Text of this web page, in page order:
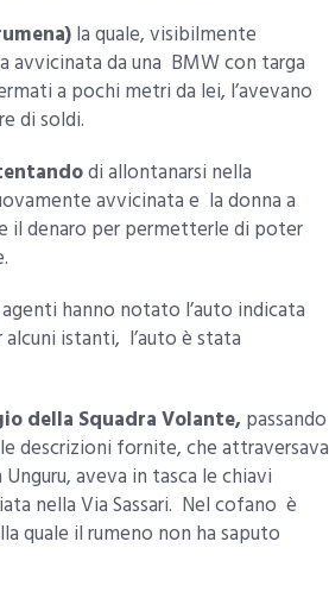
la quale, visibilmente
avvicinata da una BMW con targa
a pochi metri da lei, l’avevano
di soldi.
di allontanarsi nella
avvicinata e la donna a
il denaro per permetterle di poter
hanno notato l’auto indicata
istanti, l’auto è stata
della Squadra Volante, passando
descrizioni fornite, che attraversava
aveva in tasca le chiavi
nella Via Sassari. Nel cofano è
quale il rumeno non ha saputo